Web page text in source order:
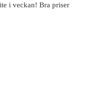
i veckan! Bra priser